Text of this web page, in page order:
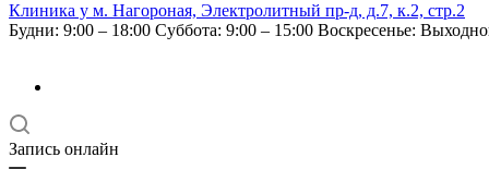
Клиника у м. Нагороная, Электролитный пр-д, д.7, к.2, стр.2
Будни: 9:00 – 18:00 Суббота: 9:00 – 15:00 Воскресенье:
Запись онлайн